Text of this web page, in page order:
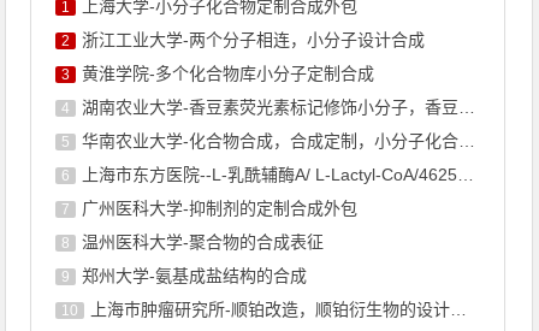
1 上海大学-小分子化合物定制合成外包
2 浙江工业大学-两个分子相连，小分子设计合成
3 黄淮学院-多个化合物库小分子定制合成
4 湖南农业大学-香豆素荧光素标记修饰小分子，香豆素衍生物的合成
5 华南农业大学-化合物合成，合成定制，小分子化合物的订购
6 上海市东方医院--L-乳酰辅酶A/ L-Lactyl-CoA/4625-32-5/1926 ...
7 广州医科大学-抑制剂的定制合成外包
8 温州医科大学-聚合物的合成表征
9 郑州大学-氨基成盐结构的合成
10 上海巿肿瘤研究所-顺铂改造，顺铂衍生物的设计合成